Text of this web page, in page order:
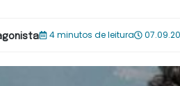
4 minutos de leitura